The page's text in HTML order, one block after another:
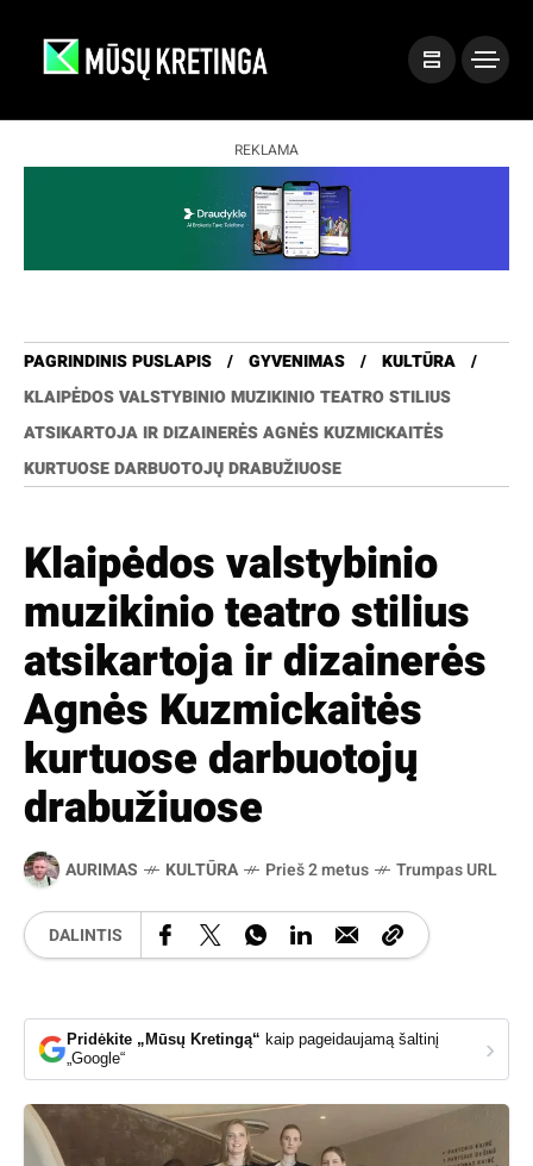
REKLAMA
PAGRINDINIS PUSLAPIS GYVENIMAS
KULTŪRA
KLAIPĖDOS VALSTYBINIO MUZIKINIO TEATRO STILIUS
ATSIKARTOJA IR DIZAINERĖS AGNĖS KUZMICKAITĖS
KURTUOSE DARBUOTOJŲ DRABUŽIUOSE
Klaipėdos valstybinio
muzikinio teatro stilius
atsikartoja ir dizainerės
Agnės Kuzmickaitės
kurtuose darbuotojų
drabužiuose
AURIMAS KULTŪRA Prieš 2 metus Trumpas URL
DALINTIS
Pridėkite „Mūsų Kretingą“ kaip pageidaujamą šaltinį
„Google“
›